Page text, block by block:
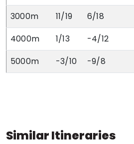
3000m
11/19 6/18
4000m
1/13 -4/12
5000m
-3/10 -9/8
Similar Itineraries